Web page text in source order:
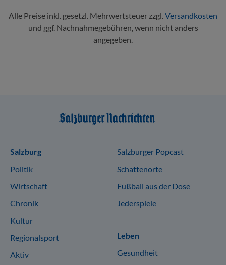
Alle Preise inkl. gesetzl. Mehrwertsteuer zzgl.Versandkosten
und ggf. Nachnahmegebühren, wenn nicht anders
angegeben.
Sitemap
Salzburg
Politik
Wirtschaft
Chronik
Kultur
Regionalsport
Aktiv
Salzburger Popcast
Schattenorte
Fußball aus der Dose
Jederspiele
Leben
Gesundheit